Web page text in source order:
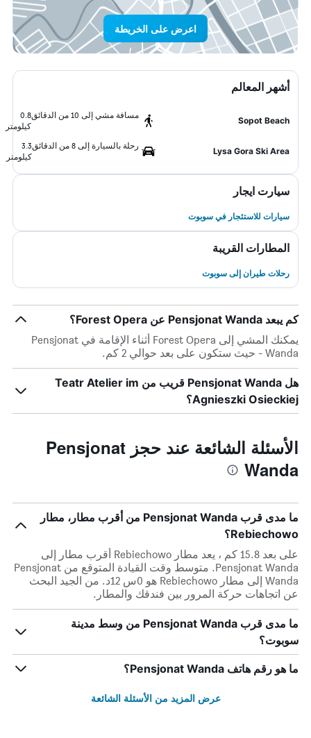
اعرض على الخريطة
أشهر المعالم
Sopot Beach
مسافة مشي إلى 10 من الدقائق
0.8
كيلومتر
Lysa Gora Ski Area
رحلة بالسيارة إلى 8 من الدقائق
3.3
كيلومتر
سيارت ايجار
سيارات للاستئجار في سوبوت
المطارات القريبة
رحلات طيران إلى سوبوت
كم يبعد Pensjonat Wanda عن Forest Opera؟
يمكنك المشي إلى Forest Opera أثناء الإقامة في Pensjonat
Wanda - حيث ستكون على بعد حوالي 2 كم.
هل Pensjonat Wanda قريب من Teatr Atelier im
Agnieszki Osieckiej؟
الأسئلة الشائعة عند حجز Pensjonat
Wanda
ما مدى قرب Pensjonat Wanda من أقرب مطار، مطار
Rebiechowo؟
على بعد 15.8 كم ، يعد مطار Rebiechowo أقرب مطار إلى
Pensjonat Wanda. متوسط وقت القيادة المتوقع من Pensjonat
Wanda إلى مطار Rebiechowo هو 0س 12د. من الجيد البحث
عن اتجاهات حركة المرور بين فندقك والمطار.
ما مدى قرب Pensjonat Wanda من وسط مدينة
سوبوت؟
ما هو رقم هاتف Pensjonat Wanda؟
عرض المزيد من الأسئلة الشائعة